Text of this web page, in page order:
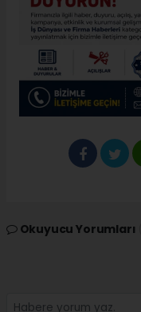
Okuyucu Yorumları